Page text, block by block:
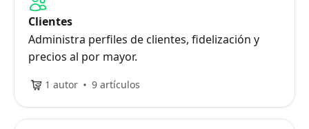
Clientes
Administra perfiles de clientes, fidelización y
precios al por mayor.
1 autor 9 artículos